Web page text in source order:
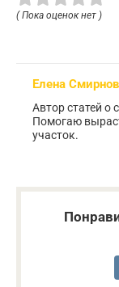
( Пока оценок нет )
Елена
Автор статей о
Помогаю
участок.